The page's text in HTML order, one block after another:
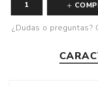
¿Dudas o preguntas?